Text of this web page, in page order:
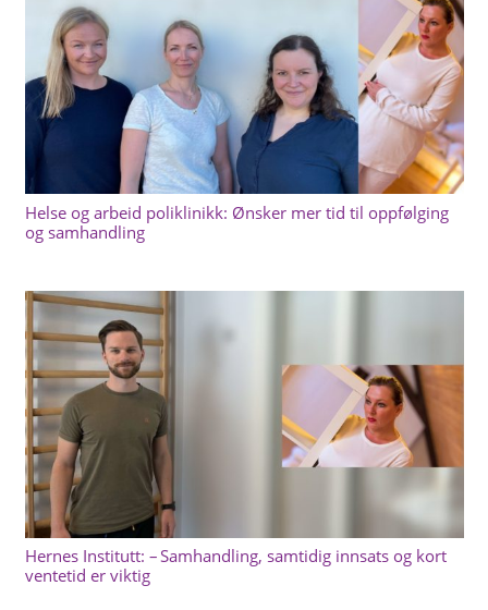
Helse og arbeid poliklinikk: Ønsker mer tid til oppfølging
og samhandling
Hernes Institutt: – Samhandling, samtidig innsats og kort
ventetid er viktig